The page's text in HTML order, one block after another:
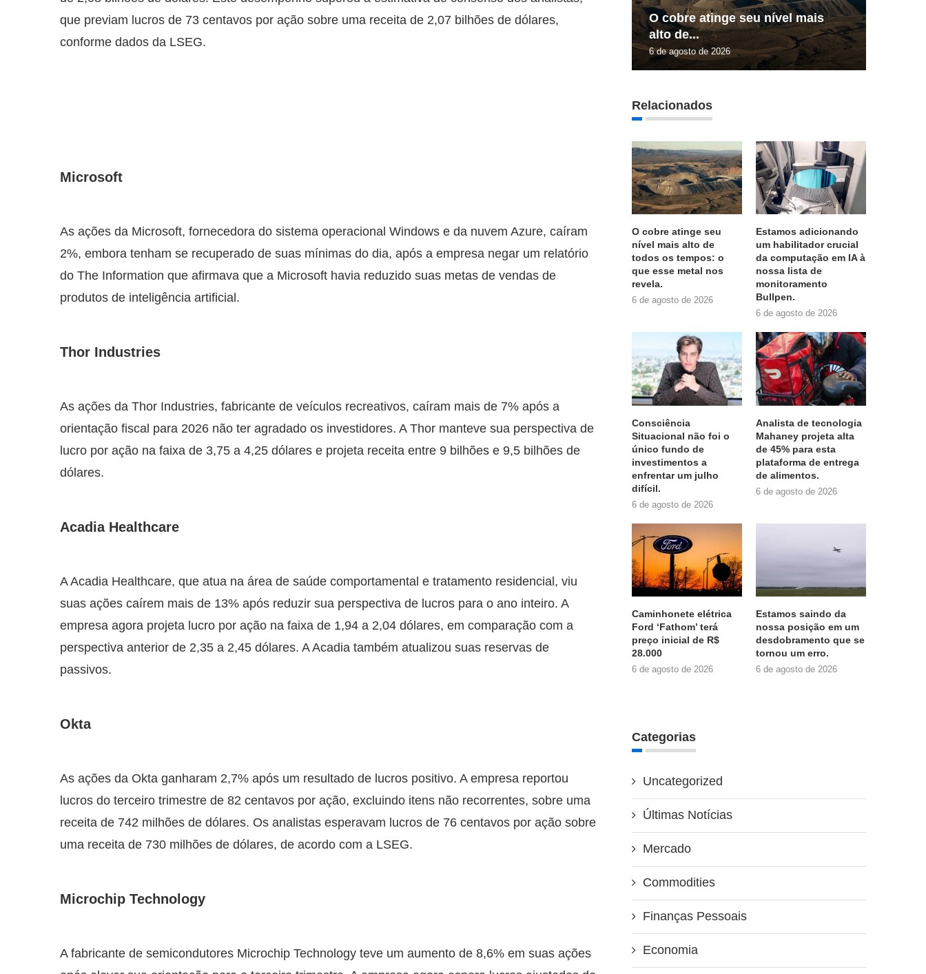
que previam lucros de 73 centavos por ação sobre uma receita de 2,07 bilhões de dólares,
conforme dados da LSEG.
Microsoft
As ações da Microsoft, fornecedora do sistema operacional Windows e da nuvem Azure, caíram
2%, embora tenham se recuperado de suas mínimas do dia, após a empresa negar um relatório
do The Information que afirmava que a Microsoft havia reduzido suas metas de vendas de
produtos de inteligência artificial.
Thor Industries
As ações da Thor Industries, fabricante de veículos recreativos, caíram mais de 7% após a
orientação fiscal para 2026 não ter agradado os investidores. A Thor manteve sua perspectiva de
lucro por ação na faixa de 3,75 a 4,25 dólares e projeta receita entre 9 bilhões e 9,5 bilhões de
dólares.
Acadia Healthcare
A Acadia Healthcare, que atua na área de saúde comportamental e tratamento residencial, viu
suas ações caírem mais de 13% após reduzir sua perspectiva de lucros para o ano inteiro. A
empresa agora projeta lucro por ação na faixa de 1,94 a 2,04 dólares, em comparação com a
perspectiva anterior de 2,35 a 2,45 dólares. A Acadia também atualizou suas reservas de
passivos.
Okta
As ações da Okta ganharam 2,7% após um resultado de lucros positivo. A empresa reportou
lucros do terceiro trimestre de 82 centavos por ação, excluindo itens não recorrentes, sobre uma
receita de 742 milhões de dólares. Os analistas esperavam lucros de 76 centavos por ação sobre
uma receita de 730 milhões de dólares, de acordo com a LSEG.
Microchip Technology
A fabricante de semicondutores Microchip Technology teve um aumento de 8,6% em suas ações
O cobre atinge seu nível mais
alto de...
6 de agosto de 2026
Relacionados
O cobre atinge seu
nível mais alto de
todos os tempos: o
que esse metal nos
revela.
6 de agosto de 2026
Estamos adicionando
um habilitador crucial
da computação em IA à
nossa lista de
monitoramento
Bullpen.
6 de agosto de 2026
Consciência
Situacional não foi o
único fundo de
investimentos a
enfrentar um julho
difícil.
6 de agosto de 2026
Analista de tecnologia
Mahaney projeta alta
de 45% para esta
plataforma de entrega
de alimentos.
6 de agosto de 2026
Caminhonete elétrica
Ford ‘Fathom’ terá
preço inicial de R$
28.000
6 de agosto de 2026
Estamos saindo da
nossa posição em um
desdobramento que se
tornou um erro.
6 de agosto de 2026
Categorias
Uncategorized
Últimas Notícias
Mercado
Commodities
Finanças Pessoais
Economia